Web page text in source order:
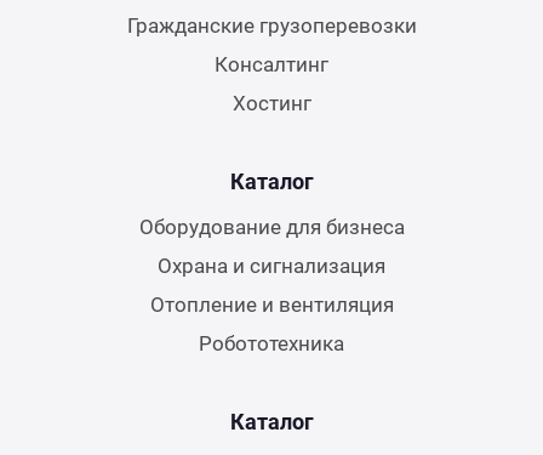
Гражданские грузоперевозки
Консалтинг
Хостинг
Каталог
Оборудование для бизнеса
Охрана и сигнализация
Отопление и вентиляция
Робототехника
Каталог